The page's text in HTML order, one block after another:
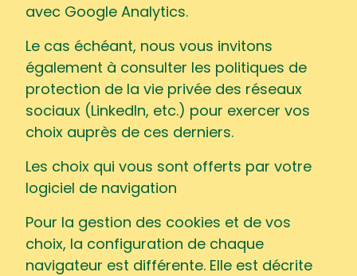
avec Google Analytics.
Le cas échéant, nous vous invitons
également à consulter les politiques de
protection de la vie privée des réseaux
sociaux (LinkedIn, etc.) pour exercer vos
choix auprès de ces derniers.
Les choix qui vous sont offerts par votre
logiciel de navigation
Pour la gestion des cookies et de vos
choix, la configuration de chaque
navigateur est différente. Elle est décrite